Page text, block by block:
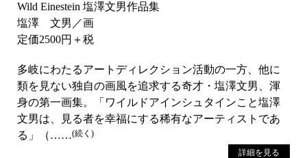
Wild Einestein 塩澤文男作品集
塩澤 文男／画
定価2500円＋税
多岐にわたるアートディレクション活動の一方、他に
類を見ない独自の画風を追求する奇才・塩澤文男、渾
身の第一画集。「ワイルドアインシュタインこと塩澤
文男は、見る者を幸福にする稀有なアーティストであ
る」（……(続く)
詳細を見る